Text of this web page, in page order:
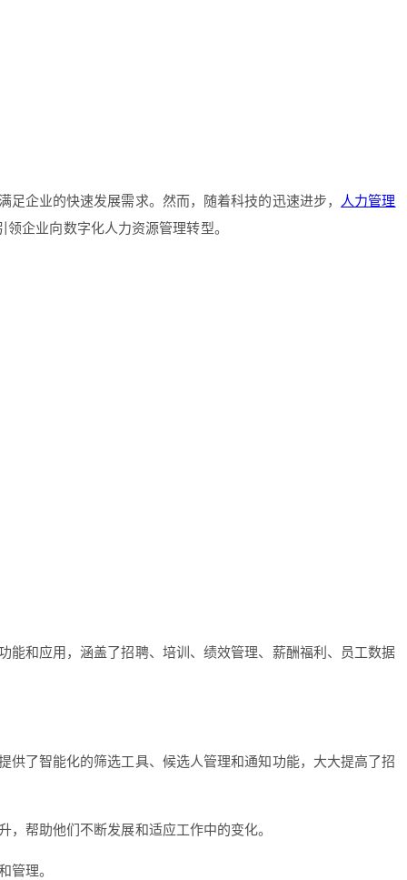
企业的快速发展需求。然而，随着科技的迅速进步，
人力管理
企业向数字化人力资源管理转型。
和应用，涵盖了招聘、培训、绩效管理、薪酬福利、员工数据
了智能化的筛选工具、候选人管理和通知功能，大大提高了招
帮助他们不断发展和适应工作中的变化。
管理。